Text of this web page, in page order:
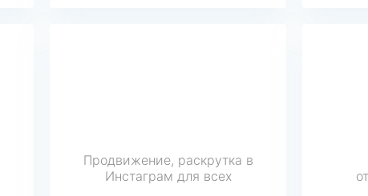
Продвижение, раскрутка в
Инстаграм для всех